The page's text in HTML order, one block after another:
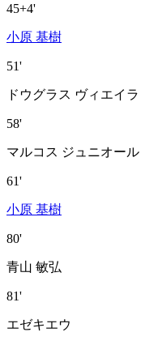
45+4'
小原 基樹
51'
ドウグラス ヴィエイラ
58'
マルコス ジュニオール
61'
小原 基樹
80'
青山 敏弘
81'
エゼキエウ